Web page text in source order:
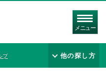
メニュー
プ 他の探し方